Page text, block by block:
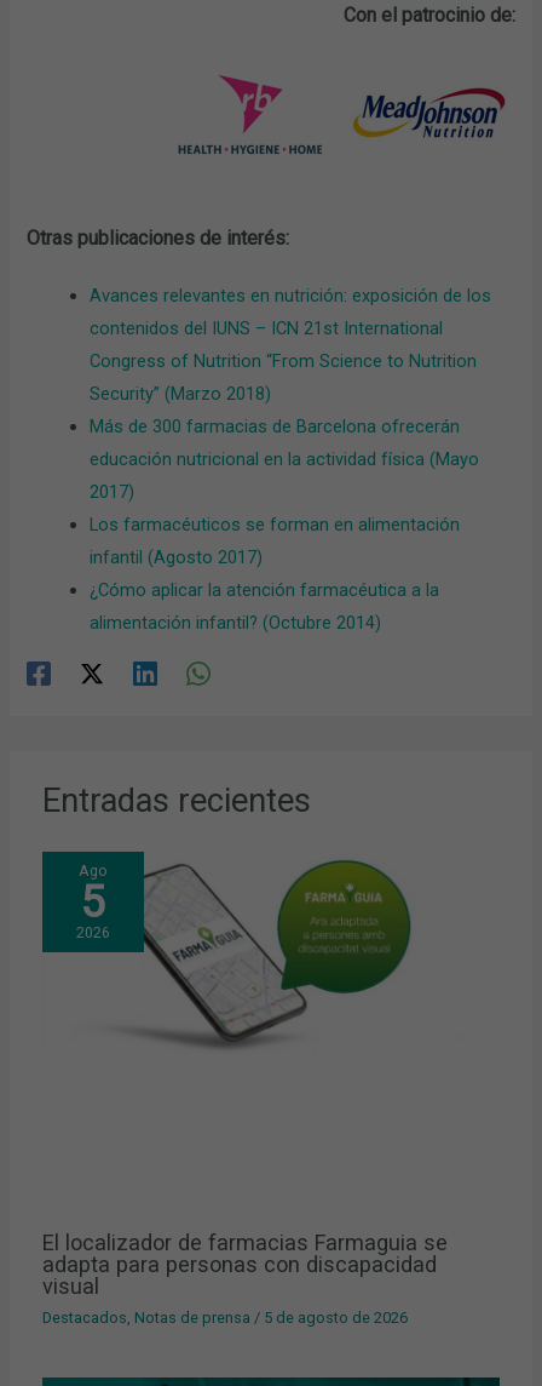
Con el patrocinio de:
Otras publicaciones de interés:
Avances relevantes en nutrición: exposición de los
contenidos del IUNS – ICN 21st International
Congress of Nutrition “From Science to Nutrition
Security” (Marzo 2018)
Más de 300 farmacias de Barcelona ofrecerán
educación nutricional en la actividad física (Mayo
2017)
Los farmacéuticos se forman en alimentación
infantil (Agosto 2017)
¿Cómo aplicar la atención farmacéutica a la
alimentación infantil? (Octubre 2014)
Entradas recientes
Ago
5
2026
El localizador de farmacias Farmaguia se
adapta para personas con discapacidad
visual
Destacados Notas de prensa / 5 de agosto de 2026